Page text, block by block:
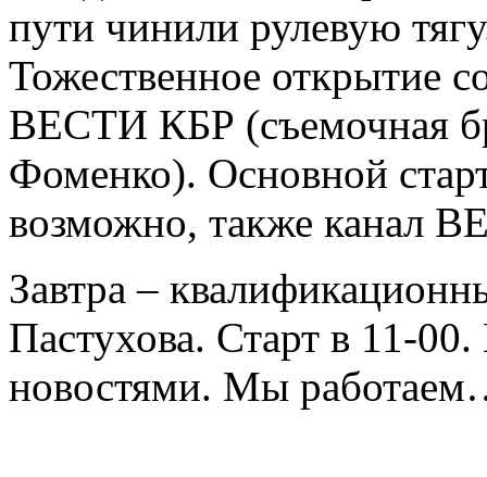
пути чинили рулевую
Тожественное открытие
ВЕСТИ КБР (съемочная
Фоменко). Основной
возможно, также канал
Завтра –
Пастухова. Старт в 11-00.
новостями. Мы